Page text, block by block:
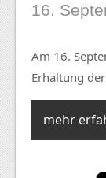
16.
Am 16.
Erhaltung
mehr